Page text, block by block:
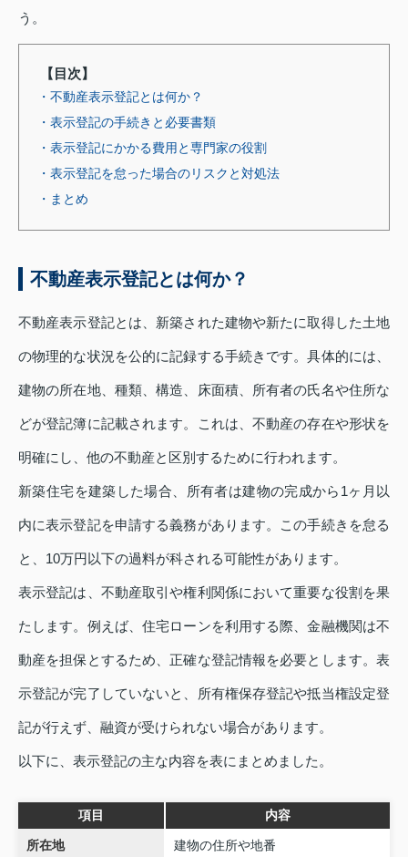
う。
【目次】
・不動産表示登記とは何か？
・表示登記の手続きと必要書類
・表示登記にかかる費用と専門家の役割
・表示登記を怠った場合のリスクと対処法
・まとめ
不動産表示登記とは何か？
不動産表示登記とは、新築された建物や新たに取得した土地
の物理的な状況を公的に記録する手続きです。具体的には、
建物の所在地、種類、構造、床面積、所有者の氏名や住所な
どが登記簿に記載されます。これは、不動産の存在や形状を
明確にし、他の不動産と区別するために行われます。
新築住宅を建築した場合、所有者は建物の完成から1ヶ月以
内に表示登記を申請する義務があります。この手続きを怠る
と、10万円以下の過料が科される可能性があります。
表示登記は、不動産取引や権利関係において重要な役割を果
たします。例えば、住宅ローンを利用する際、金融機関は不
動産を担保とするため、正確な登記情報を必要とします。表
示登記が完了していないと、所有権保存登記や抵当権設定登
記が行えず、融資が受けられない場合があります。
以下に、表示登記の主な内容を表にまとめました。
項目 内容
所在地 建物の住所や地番